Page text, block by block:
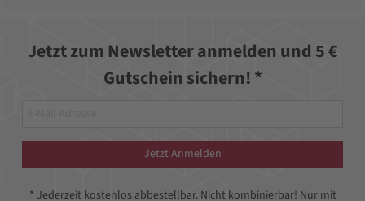
Jetzt zum Newsletter anmelden und 5 €
Gutschein sichern! *
Jetzt Anmelden
* Jederzeit kostenlos abbestellbar. Nicht kombinierbar! Nur mit